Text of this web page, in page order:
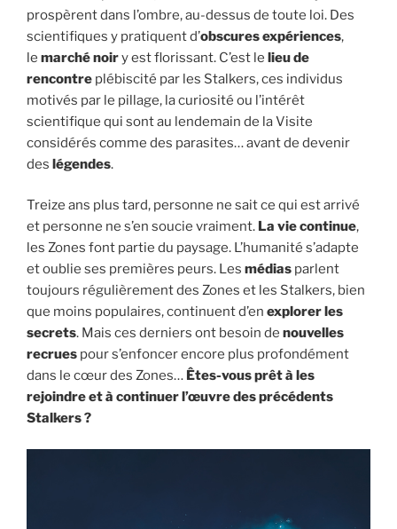
prospèrent dans l’ombre, au-dessus de toute loi. Des
scientifiques y pratiquent d’obscures expériences,
le marché noiry est florissant. C’est le lieu de
rencontre plébiscité par les Stalkers, ces individus
motivés par le pillage, la curiosité ou l’intérêt
scientifique qui sont au lendemain de la Visite
considérés comme des parasites… avant de devenir
des légendes.
Treize ans plus tard, personne ne sait ce qui est arrivé
et personne ne s’en soucie vraiment. La vie continue,
les Zones font partie du paysage. L’humanité s’adapte
et oublie ses premières peurs. Les médias parlent
toujours régulièrement des Zones et les Stalkers, bien
que moins populaires, continuent d’en explorer les
secrets. Mais ces derniers ont besoin de nouvelles
recrues pour s’enfoncer encore plus profondément
dans le cœur des Zones… Êtes-vous prêt à les
rejoindre et à continuer l’œuvre des précédents
Stalkers ?